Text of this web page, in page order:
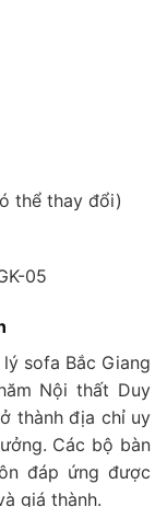
thể thay đổi)
05
sofa Bắc Giang
Nội thất Duy
thành địa chỉ uy
Các bộ bàn
đáp ứng được
giá thành.